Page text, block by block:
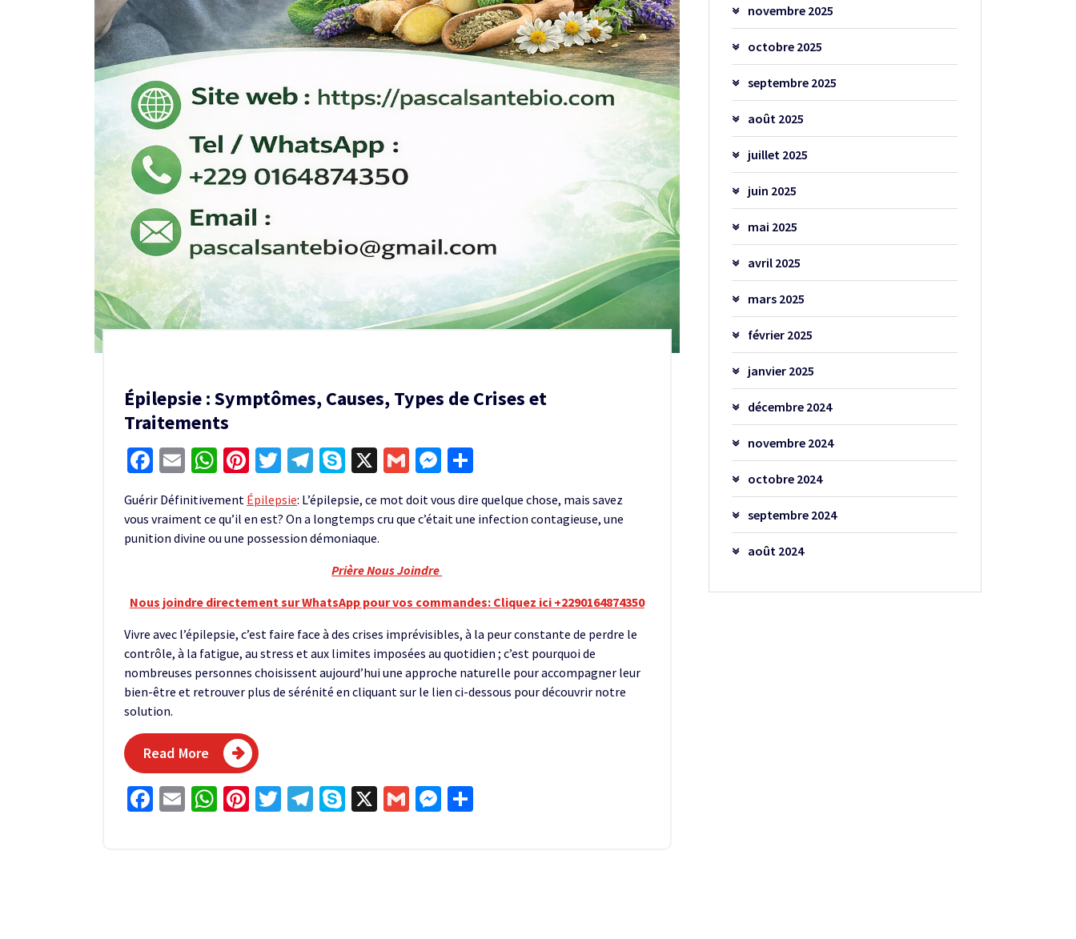
Épilepsie : Symptômes, Causes, Types de Crises et
Traitements
Facebook
EmailWhatsApp
Pinterest
Twitter
Telegram
Skype
X GmailMessenger
Guérir Définitivement Épilepsie: L’épilepsie, ce mot doit vous dire quelque chose, mais savez
vous vraiment ce qu’il en est? On a longtemps cru que c’était une infection contagieuse, une
punition divine ou une possession démoniaque.
Prière Nous Joindre
Nous joindre directement sur WhatsApp pour vos commandes: Cliquez ici +2290164874350
Vivre avec l’épilepsie, c’est faire face à des crises imprévisibles, à la peur constante de perdre le
contrôle, à la fatigue, au stress et aux limites imposées au quotidien ; c’est pourquoi de
nombreuses personnes choisissent aujourd’hui une approche naturelle pour accompagner leur
bien-être et retrouver plus de sérénité en cliquant sur le lien ci-dessous pour découvrir notre
solution.
Read More
Facebook
EmailWhatsApp
Pinterest
Twitter
Telegram
Skype
X GmailMessenger
novembre 2025
octobre 2025
septembre 2025
août 2025
juillet 2025
juin 2025
mai 2025
avril 2025
mars 2025
février 2025
janvier 2025
décembre 2024
novembre 2024
octobre 2024
septembre 2024
août 2024